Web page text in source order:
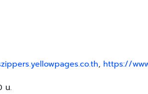
, https://
น.